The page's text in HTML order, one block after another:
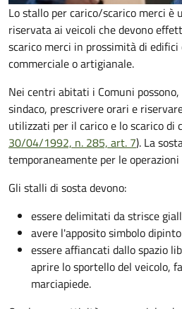
Lo stallo per carico/scarico merci è
riservata ai veicoli che devono
scarico merci in prossimità di
commerciale o artigianale.
Nei centri abitati i Comuni
sindaco, prescrivere orari e
utilizzati per il carico e lo scarico di
30/04/1992, n. 285, art. 7). La
temporaneamente per le
Gli stalli di sosta devono:
essere delimitati da strisce
avere l'apposito simbolo
essere affiancati dallo spazio
aprire lo sportello del veicolo,
marciapiede.